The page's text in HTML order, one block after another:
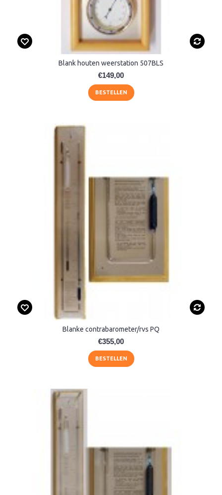
Blank houten weerstation 507BLS
€149,00
BESTELLEN
Blanke contrabarometer/rvs PQ
€355,00
BESTELLEN